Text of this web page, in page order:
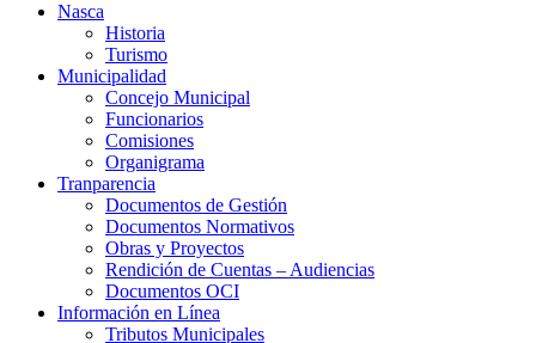
Nasca
Historia
Turismo
Municipalidad
Concejo Municipal
Funcionarios
Comisiones
Organigrama
Tranparencia
Documentos de Gestión
Documentos Normativos
Obras y Proyectos
Rendición de Cuentas – Audiencias
Documentos OCI
Información en Línea
Tributos Municipales